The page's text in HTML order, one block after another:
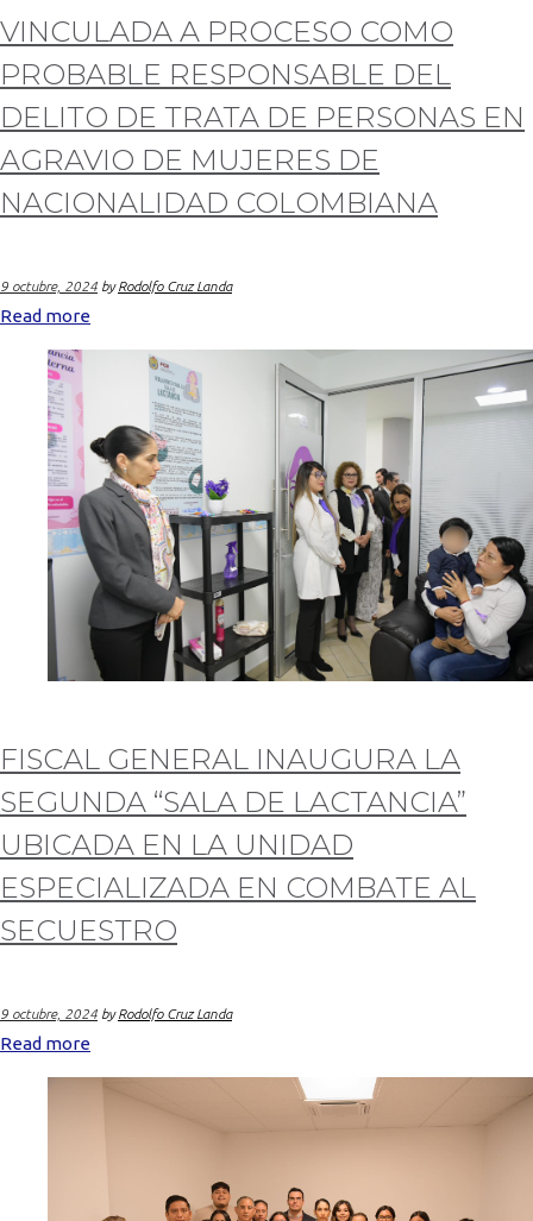
VINCULADA A PROCESO COMO
PROBABLE RESPONSABLE DEL
DELITO DE TRATA DE PERSONAS EN
AGRAVIO DE MUJERES DE
NACIONALIDAD COLOMBIANA
9 octubre, 2024 byRodolfo Cruz Landa
Read more
FISCAL GENERAL INAUGURA LA
SEGUNDA “SALA DE LACTANCIA”
UBICADA EN LA UNIDAD
ESPECIALIZADA EN COMBATE AL
SECUESTRO
9 octubre, 2024 byRodolfo Cruz Landa
Read more